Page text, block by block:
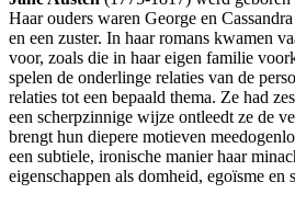
Haar ouders waren George en
en een zuster. In haar romans kwamen
voor, zoals die in haar eigen familie
spelen de onderlinge relaties van de
relaties tot een bepaald thema. Ze had
een scherpzinnige wijze ontleedt ze de
brengt hun diepere motieven
een subtiele, ironische manier haar
eigenschappen als domheid, egoïsme en